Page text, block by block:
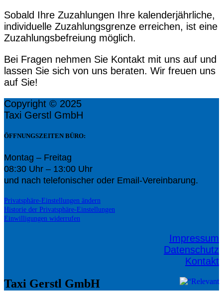
Sobald Ihre Zuzahlungen Ihre kalenderjährliche,
individuelle Zuzahlungsgrenze erreichen, ist eine
Zuzahlungsbefreiung möglich.
Bei Fragen nehmen Sie Kontakt mit uns auf und
lassen Sie sich von uns beraten. Wir freuen uns
auf Sie!
Copyright © 2025
Taxi Gerstl GmbH
ÖFFNUNGSZEITEN BÜRO:
Montag – Freitag
08:30 Uhr – 13:00 Uhr
und nach telefonischer oder Email-Vereinbarung.
Privatsphäre-Einstellungen ändern
Historie der Privatsphäre-Einstellungen
Einwilligungen widerrufen
Impressum
Datenschutz
Kontakt
Taxi Gerstl GmbH